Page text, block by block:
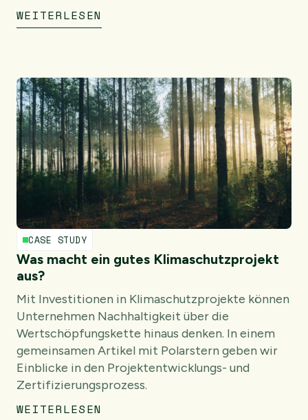
WEITERLESEN
CASE STUDY
Was macht ein gutes Klimaschutzprojekt
aus?
Mit Investitionen in Klimaschutzprojekte können
Unternehmen Nachhaltigkeit über die
Wertschöpfungskette hinaus denken. In einem
gemeinsamen Artikel mit Polarstern geben wir
Einblicke in den Projektentwicklungs- und
Zertifizierungsprozess.
WEITERLESEN